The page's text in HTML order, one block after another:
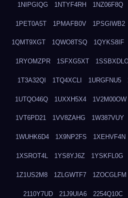
1NIPGIQG 1NTYF4RH 1NZ06F8Q
1PET0A5T 1PMAFB0V 1PSGIWB2
1QMT9XGT 1QWO8TSQ 1QYKS8IF
1RYOMZPR 1SFXG5XT
1T3A32QI 1TQ4XCLI 1URGFNU5
1UTQO46Q 1UXXH5X4 1V2M00OW
1VT6PD21 1VV8ZAHG 1W387VUY
1WUHK6D4 1X9NP2FS 1XEHVF4N
1XSROT4L 1YS8YJ6Z 1YSKFL0G
1Z1US2M8 1ZLGWTF7 1ZOCGLFM
2110Y7UD 21J9UIA6 2254Q10C